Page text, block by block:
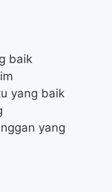
baik
yang baik
yang